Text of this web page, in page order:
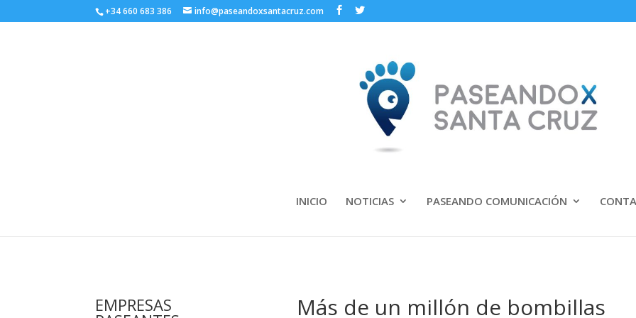
+34 660 683 386 info@paseandoxsantacruz.com
INICIO NOTICIAS PASEANDO COMUNICACIÓN
EMPRESAS Más de un millón de bombillas